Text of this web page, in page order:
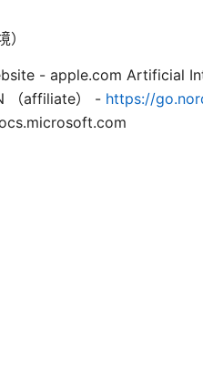
- apple.com Artificial
（affiliate） - https://